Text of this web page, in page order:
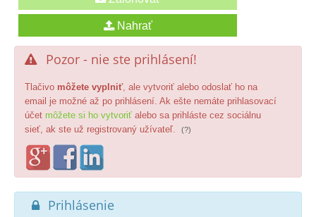
 Pozor - nie ste prihlásení!
Tlačivo môžete vyplniť, ale vytvoriť alebo odoslať ho na
email je možné až po prihlásení. Ak ešte nemáte prihlasovací
účet môžete si ho vytvoriť alebo sa prihláste cez sociálnu
sieť, ak ste už registrovaný užívateľ.
(?)
 Prihlásenie